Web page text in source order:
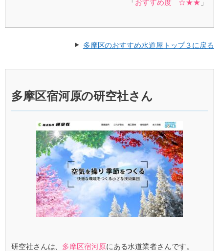
「おすすめ度 ☆★★ 」
多摩区のおすすめ水道屋トップ３に戻る
多摩区宿河原の研空社さん
研空社さんは、 多摩区宿河原にある水道業者さんです。